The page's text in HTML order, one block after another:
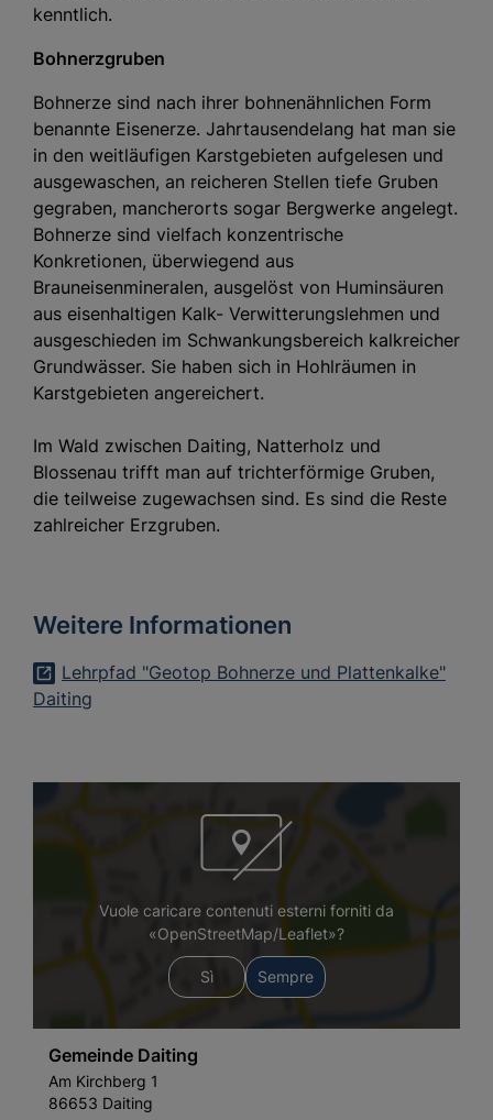
kenntlich.
Bohnerzgruben
Bohnerze sind nach ihrer bohnenähnlichen Form
benannte Eisenerze. Jahrtausendelang hat man sie
in den weitläufigen Karstgebieten aufgelesen und
ausgewaschen, an reicheren Stellen tiefe Gruben
gegraben, mancherorts sogar Bergwerke angelegt.
Bohnerze sind vielfach konzentrische
Konkretionen, überwiegend aus
Brauneisenmineralen, ausgelöst von Huminsäuren
aus eisenhaltigen Kalk- Verwitterungslehmen und
ausgeschieden im Schwankungsbereich kalkreicher
Grundwässer. Sie haben sich in Hohlräumen in
Karstgebieten angereichert.
Im Wald zwischen Daiting, Natterholz und
Blossenau trifft man auf trichterförmige Gruben,
die teilweise zugewachsen sind. Es sind die Reste
zahlreicher Erzgruben.
Weitere Informationen
Lehrpfad "Geotop Bohnerze und Plattenkalke"
Daiting
Vuole caricare contenuti esterni forniti da
«OpenStreetMap/Leaflet»?
Sì Sempre
Gemeinde Daiting
Am Kirchberg 1
86653 Daiting